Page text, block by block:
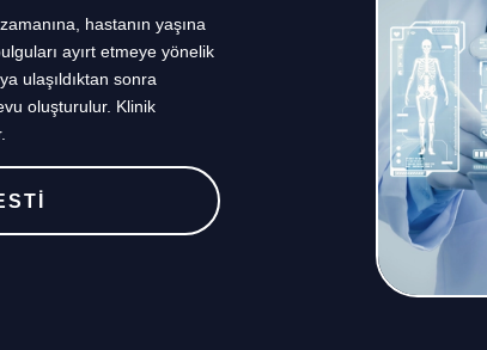
hastanın yaşına
ayırt etmeye yönelik
ulaşıldıktan sonra
oluşturulur. Klinik